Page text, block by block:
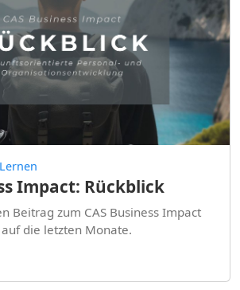
Impact: Rückblick
Beitrag zum CAS Business Impact
die letzten Monate.